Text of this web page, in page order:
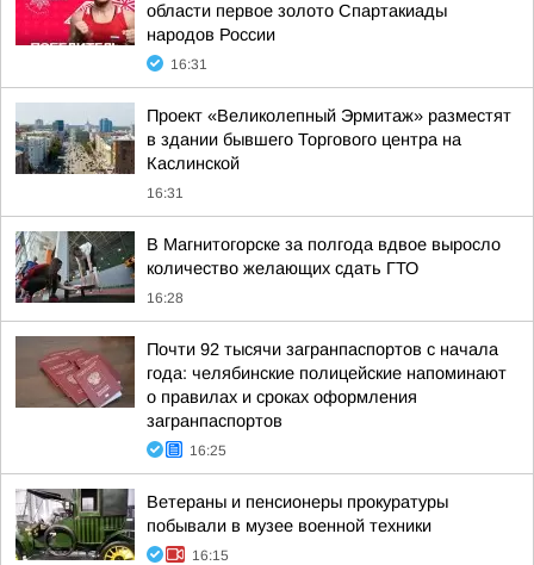
области первое золото Спартакиады
народов России
16:31
Проект «Великолепный Эрмитаж» разместят
в здании бывшего Торгового центра на
Каслинской
16:31
В Магнитогорске за полгода вдвое выросло
количество желающих сдать ГТО
16:28
Почти 92 тысячи загранпаспортов с начала
года: челябинские полицейские напоминают
о правилах и сроках оформления
загранпаспортов
16:25
Ветераны и пенсионеры прокуратуры
побывали в музее военной техники
16:15